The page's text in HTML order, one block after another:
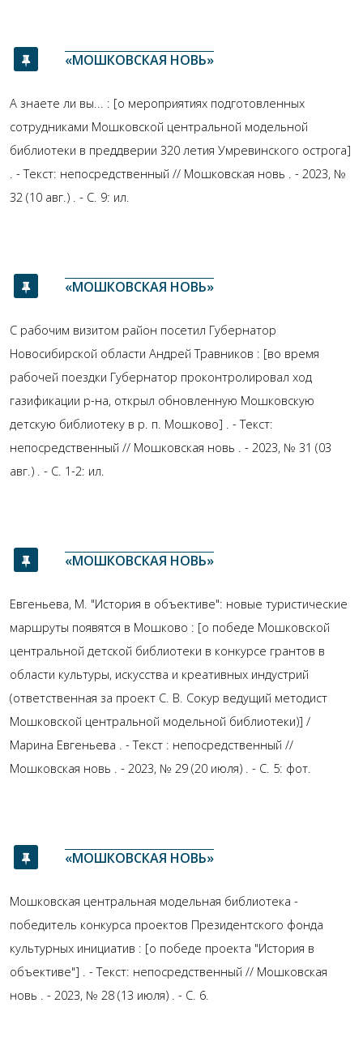
«МОШКОВСКАЯ НОВЬ»
А знаете ли вы... : [о мероприятиях подготовленных
сотрудниками Мошковской центральной модельной
библиотеки в преддверии 320 летия Умревинского острога]
. - Текст: непосредственный // Мошковская новь . - 2023, №
32 (10 авг.) . - С. 9: ил.
«МОШКОВСКАЯ НОВЬ»
С рабочим визитом район посетил Губернатор
Новосибирской области Андрей Травников : [во время
рабочей поездки Губернатор проконтролировал ход
газификации р-на, открыл обновленную Мошковскую
детскую библиотеку в р. п. Мошково] . - Текст:
непосредственный // Мошковская новь . - 2023, № 31 (03
авг.) . - С. 1-2: ил.
«МОШКОВСКАЯ НОВЬ»
Евгеньева, М. "История в объективе": новые туристические
маршруты появятся в Мошково : [о победе Мошковской
центральной детской библиотеки в конкурсе грантов в
области культуры, искусства и креативных индустрий
(ответственная за проект С. В. Сокур ведущий методист
Мошковской центральной модельной библиотеки)] /
Марина Евгеньева . - Текст : непосредственный //
Мошковская новь . - 2023, № 29 (20 июля) . - С. 5: фот.
«МОШКОВСКАЯ НОВЬ»
Мошковская центральная модельная библиотека -
победитель конкурса проектов Президентского фонда
культурных инициатив : [о победе проекта "История в
объективе"] . - Текст: непосредственный // Мошковская
новь . - 2023, № 28 (13 июля) . - С. 6.